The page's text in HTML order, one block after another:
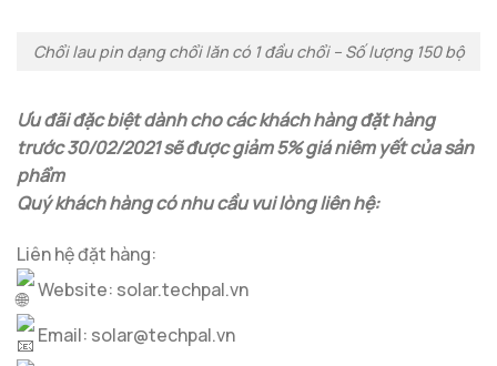
Chổi lau pin dạng chổi lăn có 1 đầu chổi – Số lượng 150 bộ
Ưu đãi đặc biệt dành cho các khách hàng đặt hàng
trước 30/02/2021 sẽ được giảm 5% giá niêm yết của sản
phẩm
Quý khách hàng có nhu cầu vui lòng liên hệ:
Liên hệ đặt hàng:
Website: solar.techpal.vn
Email: solar@techpal.vn